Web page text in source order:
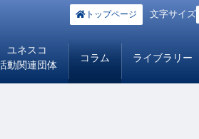
トップページ 文字サイズ
ユネスコ
動関連団体
コラム ライブラリー